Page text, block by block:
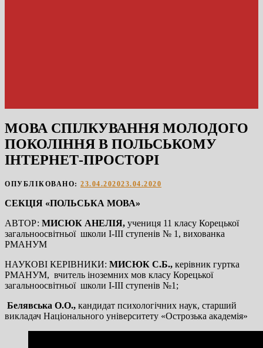
МОВА СПІЛКУВАННЯ МОЛОДОГО
ПОКОЛІННЯ В ПОЛЬСЬКОМУ
ІНТЕРНЕТ-ПРОСТОРІ
ОПУБЛІКОВАНО: 23.04.202023.04.2020
СЕКЦІЯ «ПОЛЬСЬКА МОВА»
АВТОР: МИСЮК АНЕЛІЯ, учениця 11 класу Корецької
загальноосвітньої школи І-ІІІ ступенів № 1, вихованка
РМАНУМ
НАУКОВІ КЕРІВНИКИ: МИСЮК С.Б., керівник гуртка
РМАНУМ, вчитель іноземних мов класу Корецької
загальноосвітньої школи І-ІІІ ступенів №1;
Белявська О.О., кандидат психологічних наук, старший
викладач Національного університету «Острозька академія»